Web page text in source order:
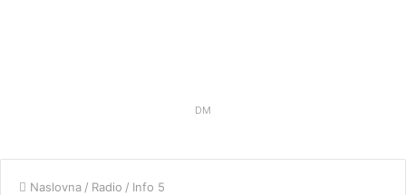
DM
Naslovna / Radio / Info 5